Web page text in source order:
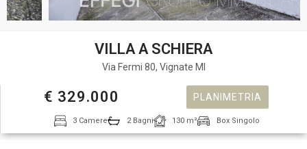
VILLA A SCHIERA
Via Fermi 80, Vignate MI
€ 329.000 PLANIMETRIA
3 Camere 2 Bagni 130 m² Box Singolo